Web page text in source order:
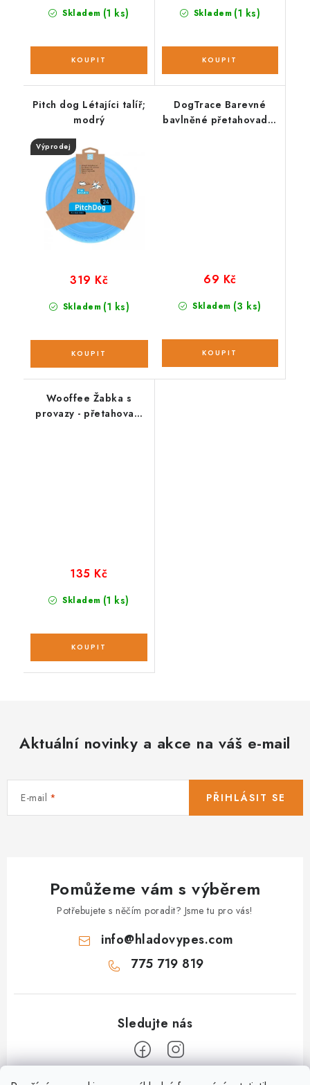
Skladem (1 ks) Skladem (1 ks)
Pitch dog Létajíci talíř;
modrý
Výprodej
Skladem (1 ks)
319 Kč
DogTrace Barevné
bavlněné přetahovadlo
Skladem (3 ks)
69 Kč
Wooffee Žabka s
provazy - přetahovací
Skladem (1 ks)
135 Kč
Aktuální novinky a akce na váš e-mail
E-mail PŘIHLÁSIT SE
Pomůžeme vám s výběrem
Potřebujete s něčím poradit? Jsme tu pro vás!
info@hladovypes.com
775 719 819